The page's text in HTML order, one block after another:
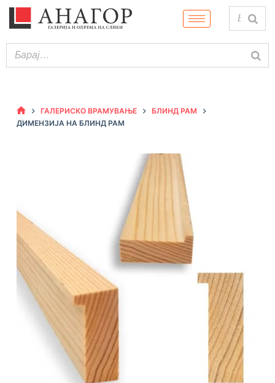
ГАЛЕРИСКО ВРАМУВАЊЕ
БЛИНД РАМ
ДИМЕНЗИЈА НА БЛИНД РАМ